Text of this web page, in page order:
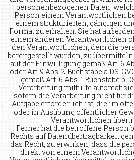
personenbezogenen Daten,
Person einem Verantwortlichen
einem strukturierten, gängigen
Format zu erhalten. Sie hat
einem anderen Verantwortlichen
den Verantwortlichen, dem die
bereitgestellt wurden, zu
auf der Einwilligung gemäß Art. 6
oder Art. 9 Abs. 2 Buchstabe a DS-
gemäß Art. 6 Abs. 1 Buchstabe b
Verarbeitung mithilfe
sofern die Verarbeitung nicht für
Aufgabe erforderlich ist, die im
oder in Ausübung öffentlicher
Verantwortlichen
Ferner hat die betroffene Person
Rechts auf Datenübertragbarkeit
das Recht, zu erwirken, dass die
direkt von einem